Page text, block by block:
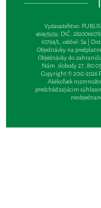
Vydavateľsťvo:
46495959, DIČ:
10764/L, oddiel: Sa |
Objednávky na
Objednávky do
Nám. slobody 27, 810
Copyright © 2012-2026
Akékoľvek
predchádzajúcim